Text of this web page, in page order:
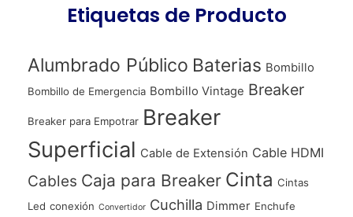
Etiquetas de Producto
Alumbrado Público Baterias Bombillo
Bombillo de Emergencia Bombillo Vintage Breaker
Breaker para Empotrar Breaker
Superficial Cable de Extensión Cable HDMI
Cables Caja para Breaker Cinta Cintas
Led conexión Convertidor Cuchilla Dimmer Enchufe